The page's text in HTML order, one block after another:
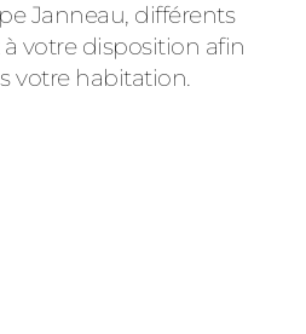
Janneau, différents
votre disposition afin
votre habitation.